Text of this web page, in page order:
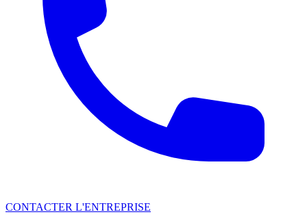
CONTACTER L'ENTREPRISE